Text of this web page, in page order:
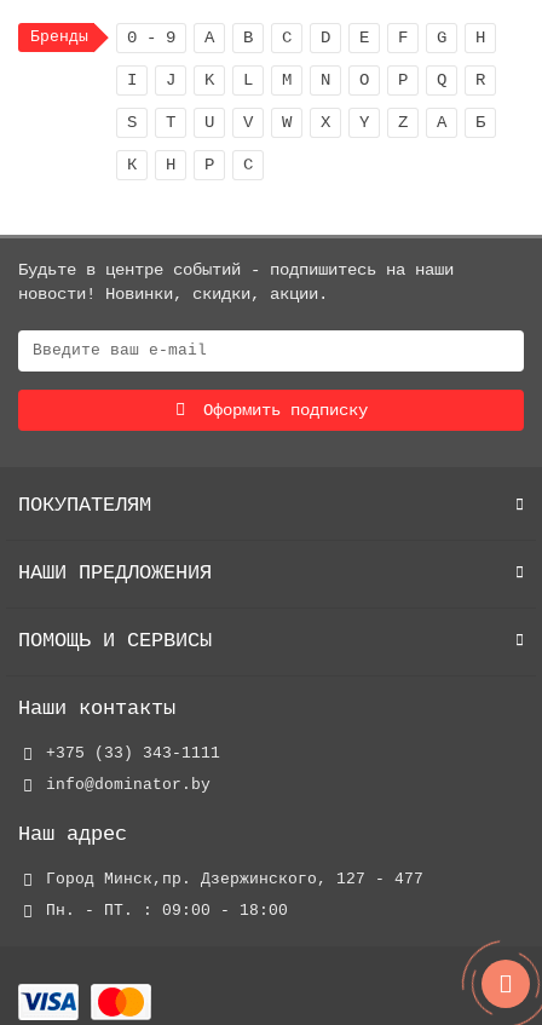
Бренды 0 - 9 A B C D E F G H
I J K L M N O P Q R
S T U V W X Y Z А Б
К Н Р С
Будьте в центре событий - подпишитесь на наши
новости! Новинки, скидки, акции.
Оформить подписку
ПОКУПАТЕЛЯМ
НАШИ ПРЕДЛОЖЕНИЯ
ПОМОЩЬ И СЕРВИСЫ
Наши контакты
+375 (33) 343-1111
info@dominator.by
Наш адрес
Город Минск,пр. Дзержинского, 127 - 477
Пн. - ПТ. : 09:00 - 18:00